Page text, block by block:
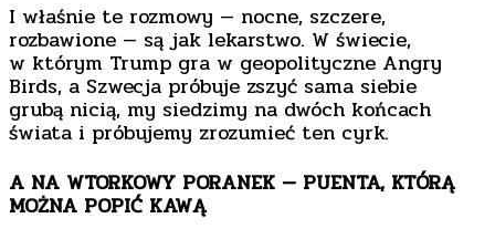
I właśnie te rozmowy — nocne, szczere,
rozbawione — są jak lekarstwo. W świecie,
w którym Trump gra w geopolityczne Angry
Birds, a Szwecja próbuje zszyć sama siebie
grubą nicią, my siedzimy na dwóch końcach
świata i próbujemy zrozumieć ten cyrk.
A NA WTORKOWY PORANEK — PUENTA, KTÓRĄ
MOŻNA POPIĆ KAWĄ